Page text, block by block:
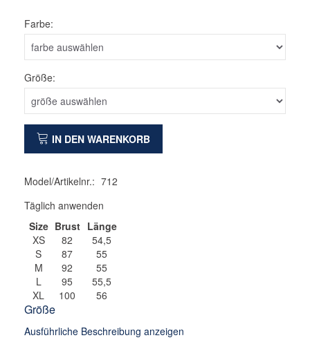
Farbe:
Größe:
IN DEN WARENKORB
Model/Artikelnr.: 712
Täglich anwenden
Size Brust Länge
XS
82
54,5
S
87
55
M
92
55
L
95
55,5
XL
100 56
Größe
Ausführliche Beschreibung anzeigen